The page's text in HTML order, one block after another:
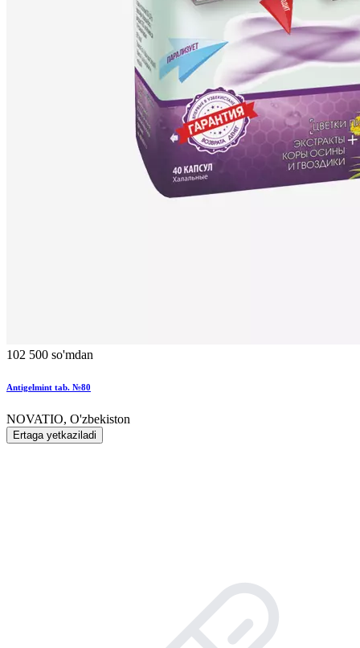
102 500 so'mdan
Antigelmint tab. №80
NOVATIO, O'zbekiston
Ertaga yetkaziladi